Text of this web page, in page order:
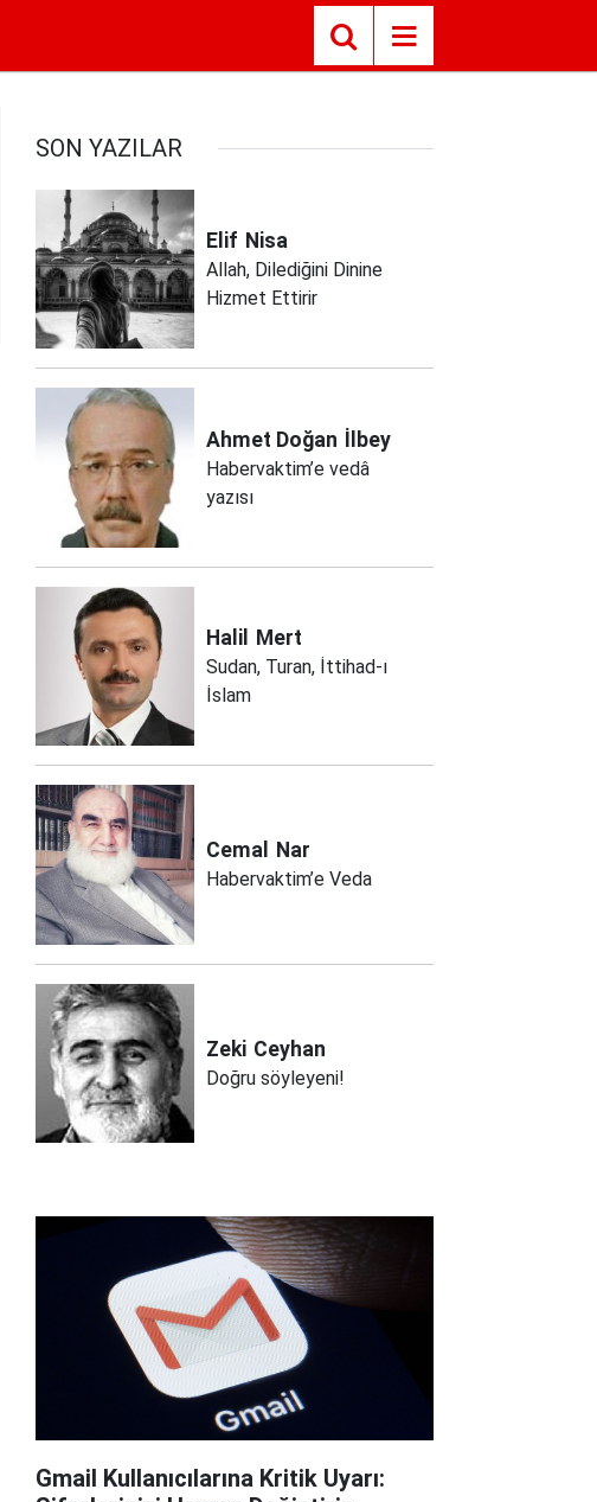
SON YAZILAR
Elif Nisa
Allah, Dilediğini Dinine
Hizmet Ettirir
Ahmet Doğan İlbey
Habervaktim’e vedâ
yazısı
Halil Mert
Sudan, Turan, İttihad-ı
İslam
Cemal Nar
Habervaktim’e Veda
Zeki Ceyhan
Doğru söyleyeni!
Gmail Kullanıcılarına Kritik Uyarı: